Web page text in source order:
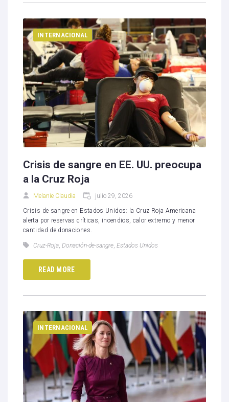
INTERNACIONAL
Crisis de sangre en EE. UU. preocupa
a la Cruz Roja
Melanie Claudia julio 29, 2026
Crisis de sangre en Estados Unidos: la Cruz Roja Americana
alerta por reservas críticas, incendios, calor extremo y menor
cantidad de donaciones.
Cruz-Roja, Donación-de-sangre, Estados Unidos
READ MORE
INTERNACIONAL